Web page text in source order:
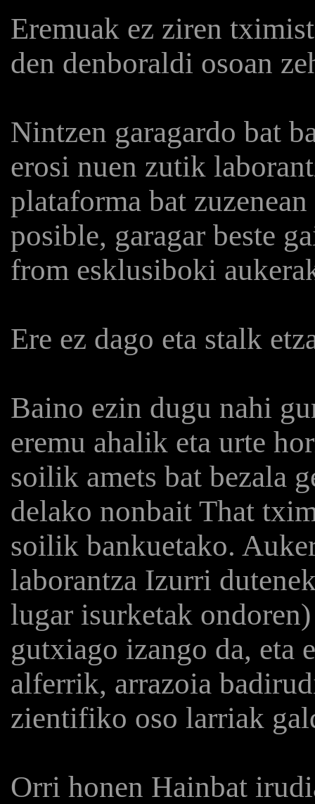
Eremuak ez ziren
den denboraldi osoan
Nintzen garagardo bat
erosi nuen zutik
plataforma bat
posible, garagar beste
from esklusiboki
Ere ez dago eta stalk
Baino ezin dugu nahi
eremu ahalik eta urte
soilik amets bat bezala
delako nonbait That
soilik bankuetako.
laborantza Izurri
lugar isurketak
gutxiago izango da, eta
alferrik, arrazoia
zientifiko oso larriak
Orri honen Hainbat